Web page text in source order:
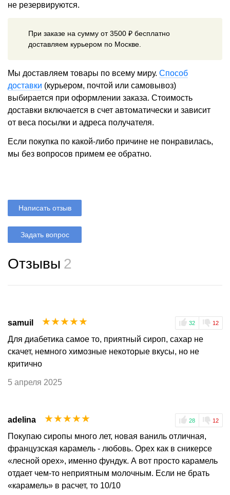
не резервируются.
При заказе на сумму от 3500 ₽ бесплатно
доставляем курьером по Москве.
Мы доставляем товары по всему миру. Способ
доставки (курьером, почтой или самовывоз)
выбирается при оформлении заказа. Стоимость
доставки включается в счет автоматически и зависит
от веса посылки и адреса получателя.
Если покупка по какой-либо причине не понравилась,
мы без вопросов примем ее обратно.
Написать отзыв
Задать вопрос
Отзывы 2
samuil 32 12
☆
☆
☆
☆
☆
Для диабетика самое то, приятный сироп, сахар не
скачет, немного химозные некоторые вкусы, но не
критично
5 апреля 2025
adelina 28 12
☆
☆
☆
☆
☆
Покупаю сиропы много лет, новая ваниль отличная,
французская карамель - любовь. Орех как в сникерсе
«лесной орех», именно фундук. А вот просто карамель
отдает чем-то неприятным молочным. Если не брать
«карамель» в расчет, то 10/10